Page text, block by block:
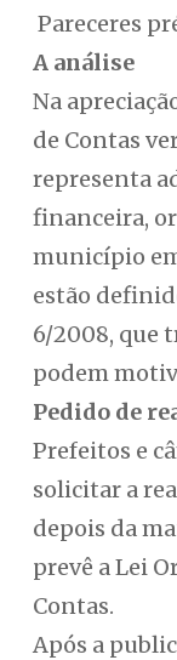
Pareceres
A análise
Na
de Contas
representa
financeira,
município
estão
6/2008, que
podem
Pedido de
Prefeitos e
solicitar a
depois da
prevê a Lei
Contas.
Após a